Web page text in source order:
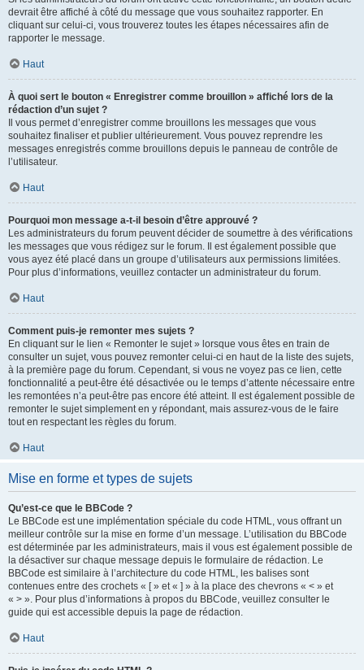
devrait être affiché à côté du message que vous souhaitez rapporter. En
cliquant sur celui-ci, vous trouverez toutes les étapes nécessaires afin de
rapporter le message.
Haut
À quoi sert le bouton « Enregistrer comme brouillon » affiché lors de la
rédaction d’un sujet ?
Il vous permet d’enregistrer comme brouillons les messages que vous
souhaitez finaliser et publier ultérieurement. Vous pouvez reprendre les
messages enregistrés comme brouillons depuis le panneau de contrôle de
l’utilisateur.
Haut
Pourquoi mon message a-t-il besoin d’être approuvé ?
Les administrateurs du forum peuvent décider de soumettre à des vérifications
les messages que vous rédigez sur le forum. Il est également possible que
vous ayez été placé dans un groupe d’utilisateurs aux permissions limitées.
Pour plus d’informations, veuillez contacter un administrateur du forum.
Haut
Comment puis-je remonter mes sujets ?
En cliquant sur le lien « Remonter le sujet » lorsque vous êtes en train de
consulter un sujet, vous pouvez remonter celui-ci en haut de la liste des sujets,
à la première page du forum. Cependant, si vous ne voyez pas ce lien, cette
fonctionnalité a peut-être été désactivée ou le temps d’attente nécessaire entre
les remontées n’a peut-être pas encore été atteint. Il est également possible de
remonter le sujet simplement en y répondant, mais assurez-vous de le faire
tout en respectant les règles du forum.
Haut
Mise en forme et types de sujets
Qu’est-ce que le BBCode ?
Le BBCode est une implémentation spéciale du code HTML, vous offrant un
meilleur contrôle sur la mise en forme d’un message. L’utilisation du BBCode
est déterminée par les administrateurs, mais il vous est également possible de
la désactiver sur chaque message depuis le formulaire de rédaction. Le
BBCode est similaire à l’architecture du code HTML, les balises sont
contenues entre des crochets « [ » et « ] » à la place des chevrons « < » et
« > ». Pour plus d’informations à propos du BBCode, veuillez consulter le
guide qui est accessible depuis la page de rédaction.
Haut